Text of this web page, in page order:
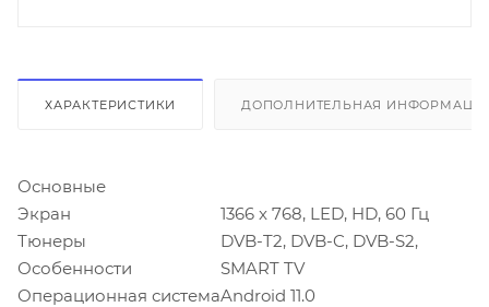
ХАРАКТЕРИСТИКИ ДОПОЛНИТЕЛЬНАЯ
Основные
Экран
1366 x 768, LED, HD, 60 Гц
Тюнеры
DVB-T2, DVB-C, DVB-S2,
Особенности
SMART TV
Операционная системаAndroid 11.0